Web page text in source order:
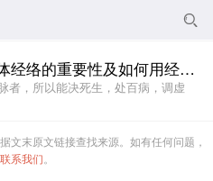

董洪涛：了解人体经络的重要性及如何用经络诊病？
者，所以能决死生，处百病，调虚
文末原文链接查找来源。如有任何问题，
联系我们